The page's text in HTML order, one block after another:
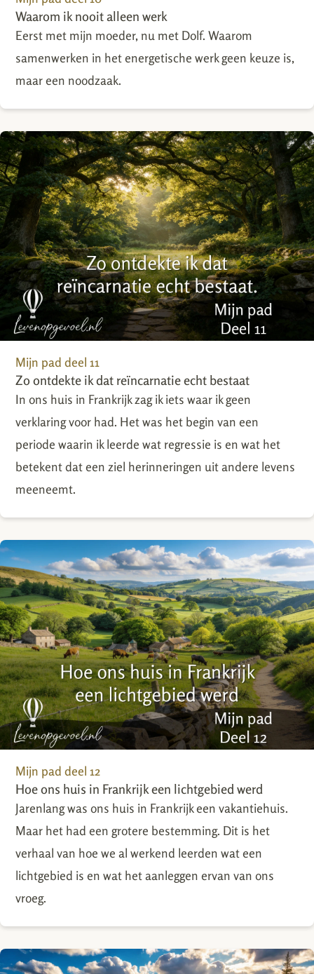
Waarom ik nooit alleen werk
Eerst met mijn moeder, nu met Dolf. Waarom
samenwerken in het energetische werk geen keuze is,
maar een noodzaak.
Mijn pad deel 11
Zo ontdekte ik dat reïncarnatie echt bestaat
In ons huis in Frankrijk zag ik iets waar ik geen
verklaring voor had. Het was het begin van een
periode waarin ik leerde wat regressie is en wat het
betekent dat een ziel herinneringen uit andere levens
meeneemt.
Mijn pad deel 12
Hoe ons huis in Frankrijk een lichtgebied werd
Jarenlang was ons huis in Frankrijk een vakantiehuis.
Maar het had een grotere bestemming. Dit is het
verhaal van hoe we al werkend leerden wat een
lichtgebied is en wat het aanleggen ervan van ons
vroeg.